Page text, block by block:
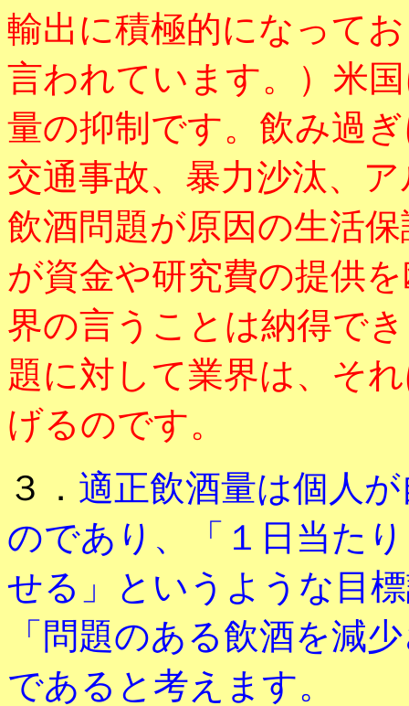
輸出に積極的になって
言われています。）米
量の抑制です。飲み過
交通事故、暴力沙汰、
飲酒問題が原因の生活
が資金や研究費の提供
界の言うことは納得で
題に対して業界は、そ
げるのです。
３． 適正飲酒量は個人
のであり、「１日当た
せる」というような目
「問題のある飲酒を減
であると考えます。